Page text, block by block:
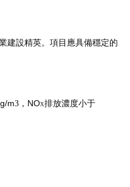
建設精英。項目應具備穩定的
m3， NOX排放濃度小于